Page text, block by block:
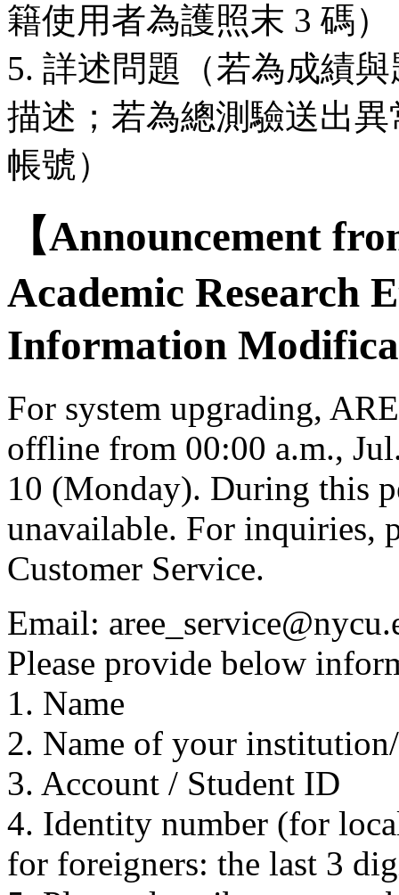
籍使用者為護照末 3 碼）
5. 詳述問題（若為成績
描述；若為總測驗送出
帳號）
【Announcement
Academic Research
Information
For system upgrading,
offline from 00:00 a.m.,
10 (Monday). During this
unavailable. For inquiries,
Customer Service.
Email:
Please provide below
1. Name
2. Name of your
3. Account / Student ID
4. Identity number (for
for foreigners: the last 3